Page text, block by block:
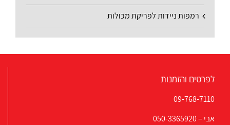
רמפות ניידות לפריקת מכולות
לפרטים והזמנות
09-768-7110
אבי –050-3365920